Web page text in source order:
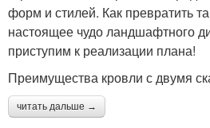
форм и стилей. Как превратить
настоящее чудо ландшафтного
приступим к реализации плана!
Преимущества кровли с двумя
читать дальше →